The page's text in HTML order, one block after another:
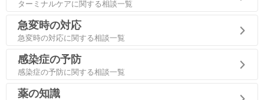
ターミナルケアに関する相談一覧
急変時の対応
急変時の対応に関する相談一覧
感染症の予防
感染症の予防に関する相談一覧
薬の知識